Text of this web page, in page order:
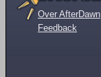
Over AfterDawn
Feedback